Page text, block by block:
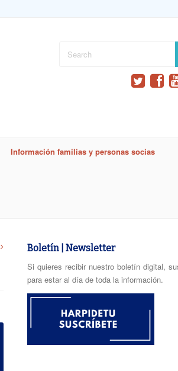
Información familias y personas socias
Boletín | Newsletter
Si quieres recibir nuestro boletín digital,
para estar al día de toda la información.